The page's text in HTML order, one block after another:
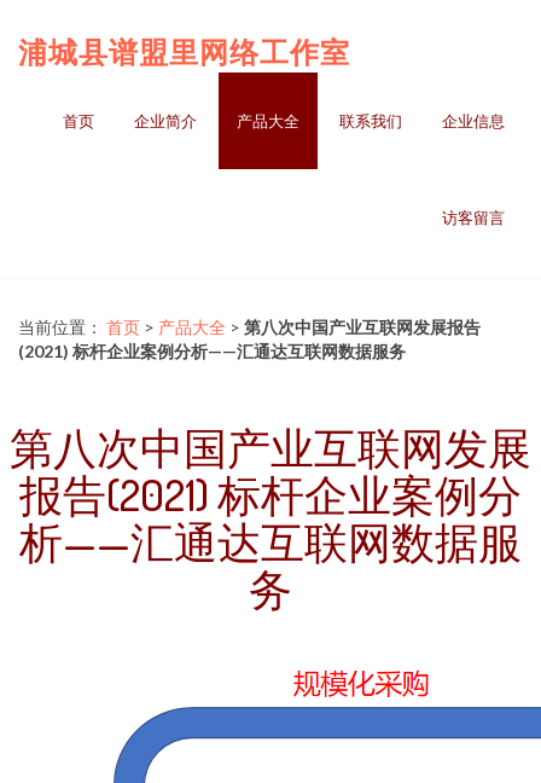
浦城县谱盟里网络工作室
首页 企业简介 产品大全 联系我们 企业信息
访客留言
当前位置： 首页 > 产品大全 > 第八次中国产业互联网发展报告
(2021) 标杆企业案例分析——汇通达互联网数据服务
第八次中国产业互联网发展
报告(2021) 标杆企业案例分
析——汇通达互联网数据服
务